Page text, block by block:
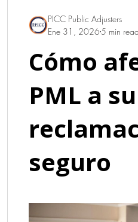
PICC Public Adjusters
Ene 31, 20265 min read
Cómo
PML a su
seguro